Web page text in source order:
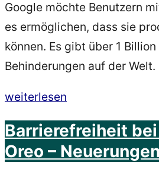
Google möchte Benutzern
es ermöglichen, dass sie
können. Es gibt über 1
Behinderungen auf der Welt.
„Barrierefreiheit
9
/
weiterlesen
Barrierefreiheit
Oreo – Neuerungen